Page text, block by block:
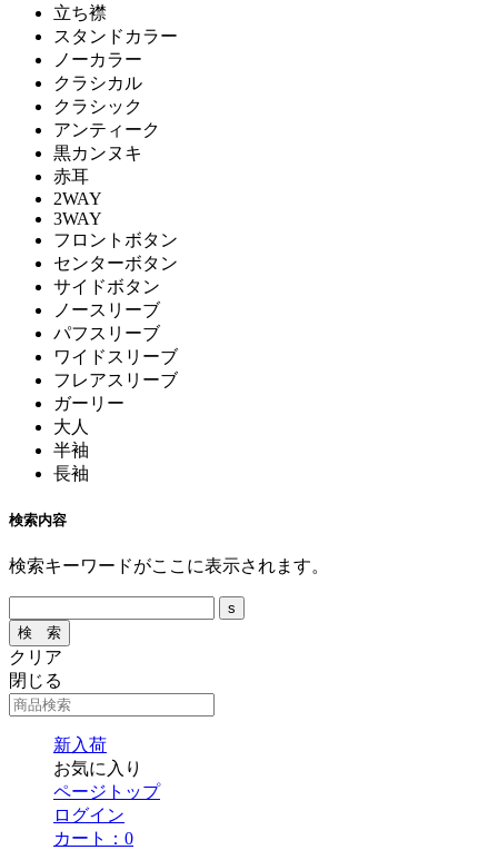
立ち襟
スタンドカラー
ノーカラー
クラシカル
クラシック
アンティーク
黒カンヌキ
赤耳
2WAY
3WAY
フロントボタン
センターボタン
サイドボタン
ノースリーブ
パフスリーブ
ワイドスリーブ
フレアスリーブ
ガーリー
大人
半袖
長袖
検索内容
検索キーワードがここに表示されます。
クリア
閉じる
新入荷
お気に入り
ページトップ
ログイン
カート： 0